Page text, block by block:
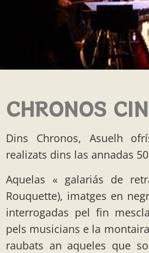
CHRONOS
Dins Chronos, Asuelh
realizats dins las annadas
Aquelas « galariás de
Rouquette), imatges en
interrogadas pel fin
pels musicians e la
raubats an aqueles que